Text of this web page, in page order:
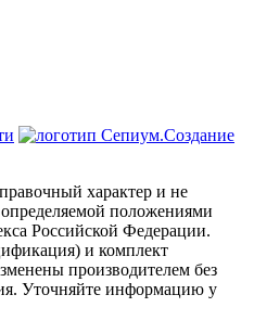
Создание
характер и не
положениями
Российской Федерации.
и комплект
производителем без
Уточняйте информацию у